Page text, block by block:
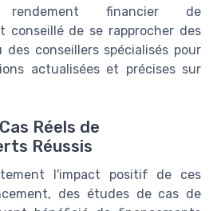
financier de
conseillé de se rapprocher des
des conseillers spécialisés pour
actualisées et précises sur
Réels de
Réussis
l'impact positif de ces
des études de cas de